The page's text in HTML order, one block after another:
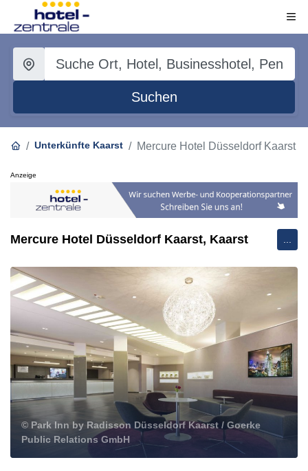
Suchen
Unterkünfte Kaarst Mercure Hotel Düsseldorf Kaarst
Anzeige
Mercure Hotel Düsseldorf Kaarst, Kaarst
© Park Inn by Radisson Düsseldorf Kaarst / Goerke
Public Relations GmbH